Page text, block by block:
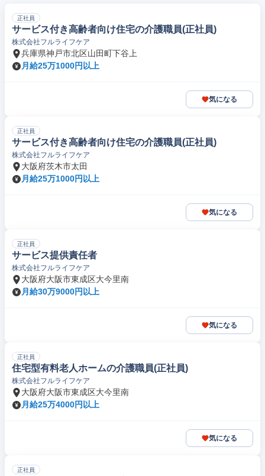
正社員
サービス付き高齢者向け住宅の介護職員(正社員)
株式会社フルライフケア
兵庫県神戸市北区山田町下谷上
月給25万1000円以上
気になる
正社員
サービス付き高齢者向け住宅の介護職員(正社員)
株式会社フルライフケア
大阪府茨木市太田
月給25万1000円以上
気になる
正社員
サービス提供責任者
株式会社フルライフケア
大阪府大阪市東成区大今里南
月給30万9000円以上
気になる
正社員
住宅型有料老人ホームの介護職員(正社員)
株式会社フルライフケア
大阪府大阪市東成区大今里南
月給25万4000円以上
気になる
正社員